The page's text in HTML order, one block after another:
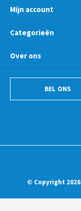
Mijn account
Categorieën
Over ons
BEL ONS
© Copyright 2026